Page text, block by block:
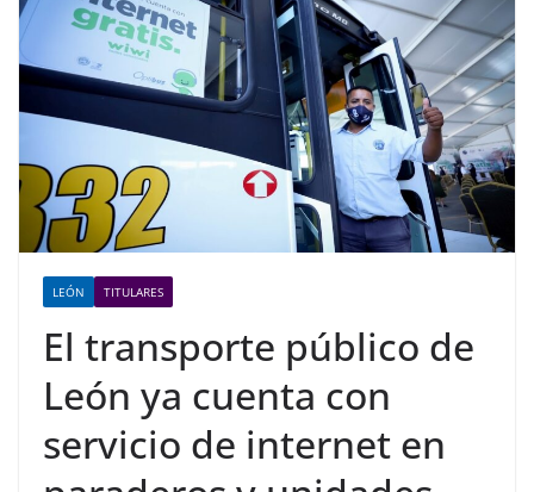
LEÓN TITULARES
El transporte público de
León ya cuenta con
servicio de internet en